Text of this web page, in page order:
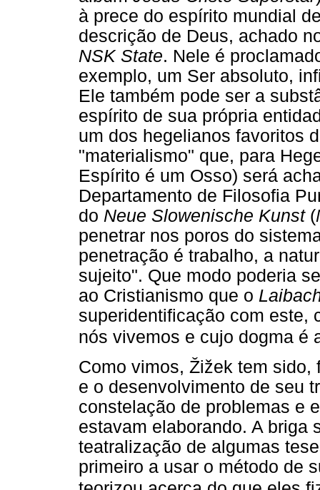
à prece do espírito mundial
descrição de Deus, achado
NSK State. Nele é
exemplo, um Ser absoluto,
Ele também pode ser a
espírito de sua própria
um dos hegelianos favoritos
"materialismo" que, para
Espírito é um Osso) será
Departamento de Filosofia
do Neue Slowenische Kunst(
penetrar nos poros do
penetração é trabalho, a
sujeito". Que modo poderia
ao Cristianismo que o
superidentificação com este,
nós vivemos e cujo dogma é
Como vimos, Žižek tem
e o desenvolvimento de seu
constelação de problemas e
estavam elaborando. A briga
teatralização de algumas
primeiro a usar o método de